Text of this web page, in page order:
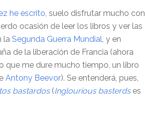
he escrito, suelo disfrutar mucho con
ocasión de leer los libros y ver las
la Segunda Guerra Mundial, y en
de la liberación de Francia (ahora
que me dure mucho tiempo, un libro
Antony Beevor). Se entenderá, pues,
bastardos(Inglourious basterdses